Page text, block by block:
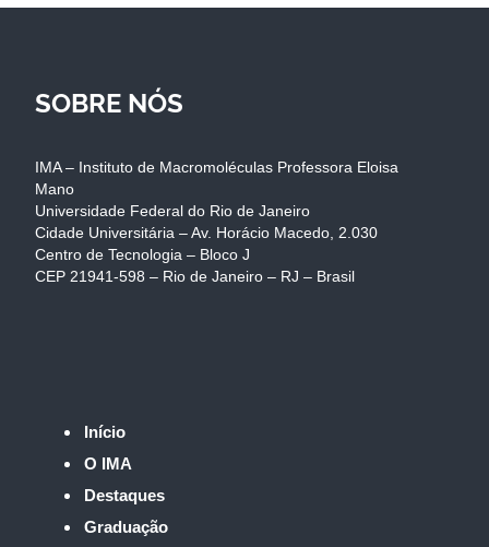
SOBRE NÓS
IMA – Instituto de Macromoléculas Professora Eloisa
Mano
Universidade Federal do Rio de Janeiro
Cidade Universitária – Av. Horácio Macedo, 2.030
Centro de Tecnologia – Bloco J
CEP 21941-598 – Rio de Janeiro – RJ – Brasil
Início
O IMA
Destaques
Graduação